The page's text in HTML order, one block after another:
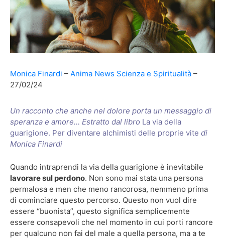
Monica Finardi Anima News Scienza e Spiritualità
27/02/24
Un racconto che anche nel dolore porta un messaggio di
speranza e amore… Estratto dal libro La via della
guarigione. Per diventare alchimisti delle proprie vite di
Monica Finardi
Quando intraprendi la via della guarigione è inevitabile
lavorare sul perdono. Non sono mai stata una persona
permalosa e men che meno rancorosa, nemmeno prima
di cominciare questo percorso. Questo non vuol dire
essere “buonista”, questo significa semplicemente
essere consapevoli che nel momento in cui porti rancore
per qualcuno non fai del male a quella persona, ma a te